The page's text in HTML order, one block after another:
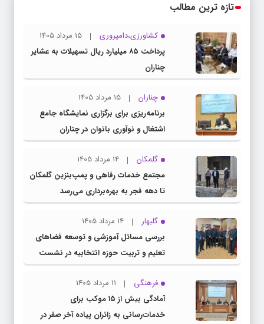
تازه ترین مطالب
کشاورزی،دامپروری
15 مرداد 1405
پرداخت ۸۵ میلیارد ریال تسهیلات به عشایر
چناران
چناران
15 مرداد 1405
برنامه‌ریزی برای برگزاری نمایشگاه جامع
اشتغال و نوآوری بانوان در چناران
گلمکان
14 مرداد 1405
مجتمع خدمات رفاهی و پمپ‌بنزین گلمکان
تا دهه فجر به بهره‌برداری می‌رسد
گلبهار
14 مرداد 1405
بررسی مسائل آموزشی و توسعه فضاهای
تعلیم و تربیت حوزه انتخابیه در نشست
مشترک عضو کمیسیون آموزش مجلس با
مدیرکل آموزش و پرورش خراسان رضوی
فرهنگی
11 مرداد 1405
آمادگی بیش از ۱۵ موکب برای
خدمات‌رسانی به زائران پیاده آخر صفر در